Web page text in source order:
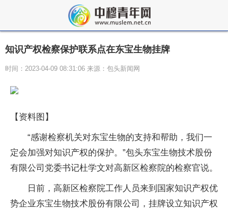
知识产权检察保护联系点在东宝生物挂牌
时间：2023-04-09 08:31:06 来源：包头新闻网
【资料图】
“感谢检察机关对东宝生物的支持和帮助，我们一
定会加强对知识产权的保护。”包头东宝生物技术股份
有限公司党委书记杜学文对高新区检察院的检察官说。
日前，高新区检察院工作人员来到国家知识产权优
势企业东宝生物技术股份有限公司，挂牌设立知识产权